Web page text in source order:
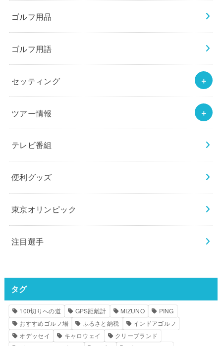
ゴルフ用品
ゴルフ用語
セッティング
ツアー情報
テレビ番組
便利グッズ
東京オリンピック
注目選手
タグ
100切りへの道 GPS距離計 MIZUNO
PING
おすすめゴルフ場
ふるさと納税
インドアゴルフ
オデッセイ
キャロウェイ
クリーブランド